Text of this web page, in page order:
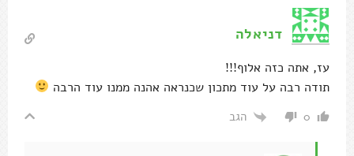
דניאלה
עז, אתה כזה אלוף!!!
תודה רבה על עוד מתכון שכנראה אהנה ממנו עוד הרבה
0 הגב